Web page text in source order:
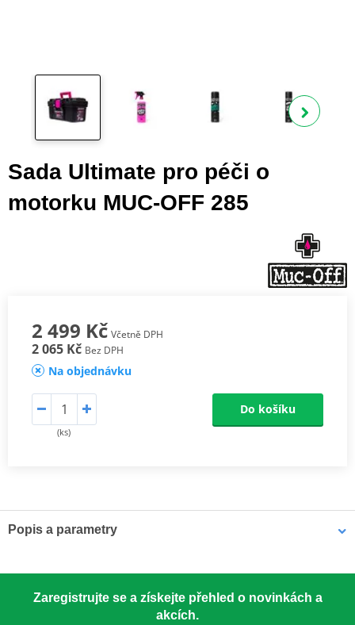
Sada Ultimate pro péči o
motorku MUC-OFF 285
2 499 Kč Včetně DPH
2 065 Kč Bez DPH
Na objednávku
(ks)
Do košíku
Popis a parametry
pro čištění a ochranu vašeho motocyklu. Tato sada není určena
pouze pro jeden styl jízdy – obsahuje vše nezbytné jak pro silniční,
tak terénní použití. Sada obsahuje oceňovaný čistič motocyklů,
Zaregistrujte se a získejte přehled o novinkách a
akcích.